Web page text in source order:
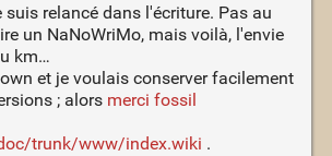
suis relancé dans l'écriture. Pas au
un NaNoWriMo, mais voilà, l'envie
km…
et je voulais conserver facilement
; alors merci fossil
trunk/www/index.wiki .